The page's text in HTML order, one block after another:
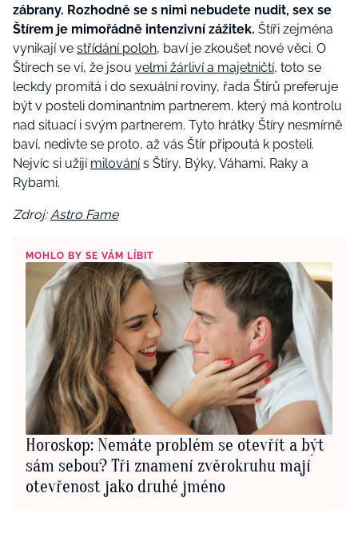
zábrany. Rozhodně se s nimi nebudete nudit, sex se
Štírem je mimořádně intenzivní zážitek. Štíři zejména
vynikají ve střídání poloh, baví je zkoušet nové věci. O
Štírech se ví, že jsou velmi žárliví a majetničtí, toto se
leckdy promítá i do sexuální roviny, řada Štírů preferuje
být v posteli dominantním partnerem, který má kontrolu
nad situací i svým partnerem. Tyto hrátky Štíry nesmírně
baví, nedivte se proto, až vás Štír připoutá k posteli.
Nejvíc si užijí milovánís Štíry, Býky, Váhami, Raky a
Rybami.
Zdroj:Astro Fame
MOHLO BY SE VÁM LÍBIT
Horoskop: Nemáte problém se otevřít a být
sám sebou? Tři znamení zvěrokruhu mají
otevřenost jako druhé jméno